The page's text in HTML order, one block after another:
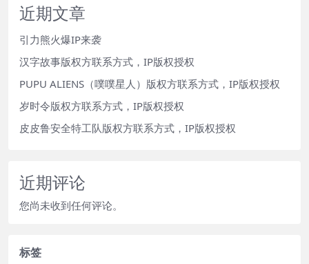
近期文章
引力熊火爆IP来袭
汉字故事版权方联系方式，IP版权授权
PUPU ALIENS（噗噗星人）版权方联系方式，IP版权授权
岁时令版权方联系方式，IP版权授权
皮皮鲁安全特工队版权方联系方式，IP版权授权
近期评论
您尚未收到任何评论。
标签